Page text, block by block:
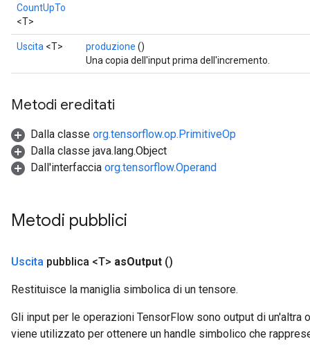
CountUpTo
<T>
Uscita <T> produzione ()
Una copia dell'input prima dell'incremento.
Metodi ereditati
Dalla classe org.tensorflow.op.PrimitiveOp
Dalla classe java.lang.Object
Dall'interfaccia org.tensorflow.Operand
Metodi pubblici
Uscita pubblica <T> asOutput ()
Restituisce la maniglia simbolica di un tensore.
Gli input per le operazioni TensorFlow sono output di un'altra
viene utilizzato per ottenere un handle simbolico che